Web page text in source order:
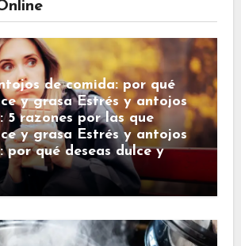
de comida: por qué
y grasa Estrés y antojos
5 razones por las que
y grasa Estrés y antojos
por qué deseas dulce y